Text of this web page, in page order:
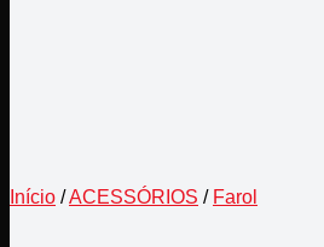
Início /ACESSÓRIOS / Farol